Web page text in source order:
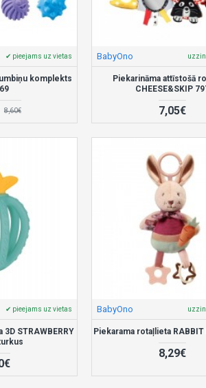
✔ pieejams uz vietas
komplekts
8,60€
BabyOno
Piekarināma attīstošā
CHEESE&SKIP
7,05€
✔ pieejams uz vietas
STRAWBERRY
BabyOno
Piekarama rotaļlieta RABBIT
8,29€